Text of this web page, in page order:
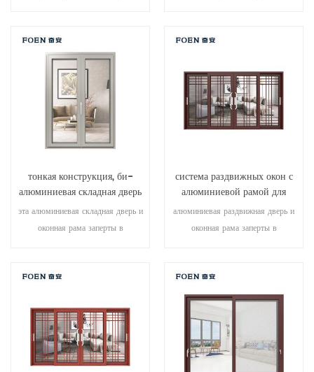
приспосабливаемым.
характеристики превосходны.
удовлетворения различных
архитектурных потребностей.
тонкая конструкция, би-
алюминиевая складная дверь
с двойным остеклением
эта алюминиевая складная дверь и
оконная рама заперты в
характеристики превосходны.
удовлетворения различных
архитектурных потребностей.
система раздвижных окон с
алюминиевой рамой для
гостиной с деревянной
печатью
алюминиевая раздвижная дверь и
оконная рама заперты в
характеристики превосходны.
различные типы дверей для
архитектурных потребностей.